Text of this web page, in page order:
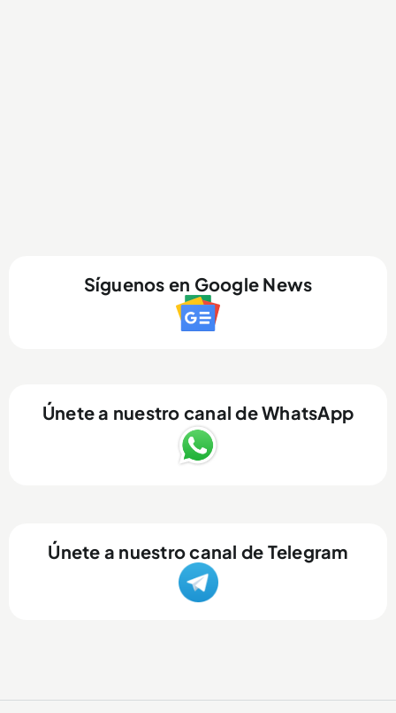
Síguenos en Google News
Únete a nuestro canal de WhatsApp
Únete a nuestro canal de Telegram